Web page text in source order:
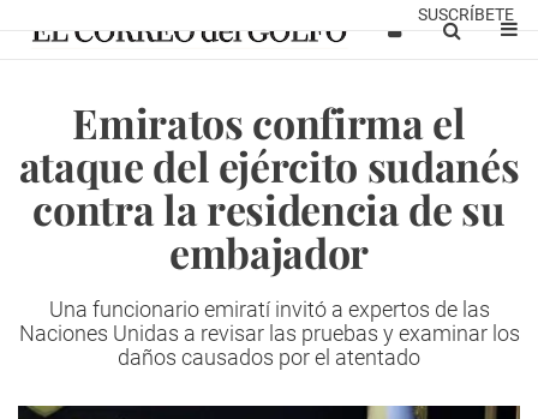
SUSCRÍBETE
Emiratos confirma el
ataque del ejército sudanés
contra la residencia de su
embajador
Una funcionario emiratí invitó a expertos de las
Naciones Unidas a revisar las pruebas y examinar los
daños causados ​​por el atentado